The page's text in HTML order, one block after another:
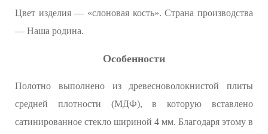
Цвет изделия — «слоновая кость». Страна производства
— Наша родина.
Особенности
Полотно выполнено из древесноволокнистой плиты
средней плотности (МДФ), в которую вставлено
сатинированное стекло шириной 4 мм. Благодаря этому в